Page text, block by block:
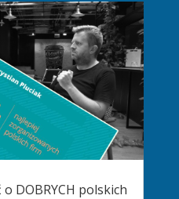
DOBRYCH polskich